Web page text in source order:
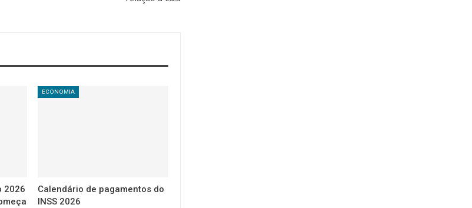
2026
ECONOMIA
Calendário de pagamentos do
INSS 2026